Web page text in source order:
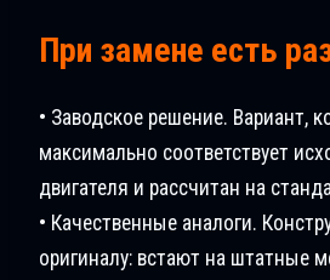
При замене есть
• Заводское решение. Вариант,
максимально соответствует
двигателя и рассчитан на
• Качественные аналоги.
оригиналу: встают на штатные